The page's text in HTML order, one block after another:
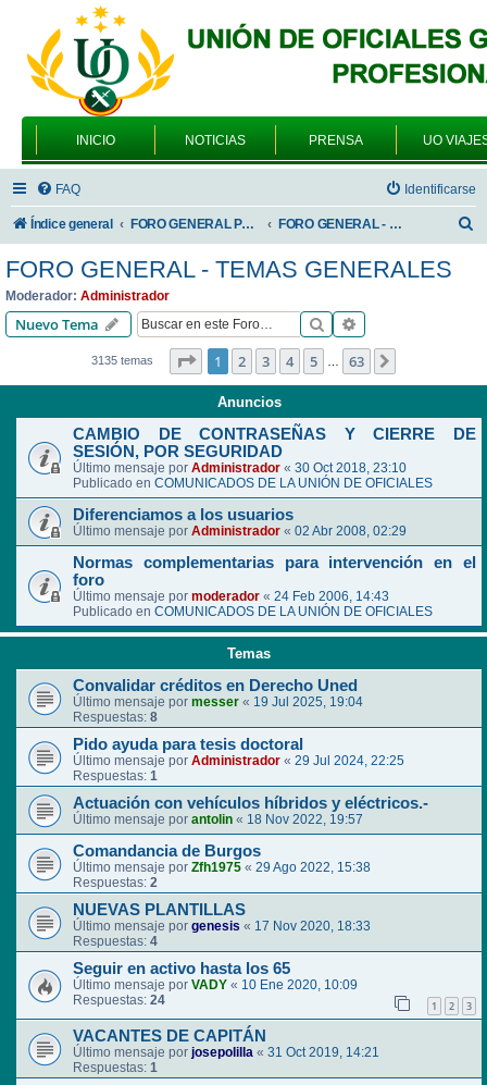
INICIO NOTICIAS PRENSA UO
FAQ Identificarse
Índice general FORO GENERAL PARA TODOS LOS USUARIOS FORO GENERAL - TEMAS GENERALES
FORO GENERAL - TEMAS GENERALES
Moderador: Administrador
Nuevo Tema Buscar
3135 temas Página de 63
1 2 3 4 5 … 63
Anuncios
CAMBIO DE CONTRASEÑAS Y CIERRE DE
SESIÓN, POR SEGURIDAD
Último mensaje por Administrador « 30 Oct 2018, 23:10
Publicado en COMUNICADOS DE LA UNIÓN DE OFICIALES
Diferenciamos a los usuarios
Último mensaje por Administrador « 02 Abr 2008, 02:29
Normas complementarias para intervención en el
foro
Último mensaje por moderador « 24 Feb 2006, 14:43
Publicado en COMUNICADOS DE LA UNIÓN DE OFICIALES
Temas
Convalidar créditos en Derecho Uned
Último mensaje por messer « 19 Jul 2025, 19:04
Respuestas: 8
Pido ayuda para tesis doctoral
Último mensaje por Administrador « 29 Jul 2024, 22:25
Respuestas: 1
Actuación con vehículos híbridos y eléctricos.-
Último mensaje por antolin « 18 Nov 2022, 19:57
Comandancia de Burgos
Último mensaje por Zfh1975 « 29 Ago 2022, 15:38
Respuestas: 2
NUEVAS PLANTILLAS
Último mensaje por genesis « 17 Nov 2020, 18:33
Respuestas: 4
Seguir en activo hasta los 65
Último mensaje por VADY « 10 Ene 2020, 10:09
Respuestas: 24 1 2 3
VACANTES DE CAPITÁN
Último mensaje por josepolilla « 31 Oct 2019, 14:21
Respuestas: 1